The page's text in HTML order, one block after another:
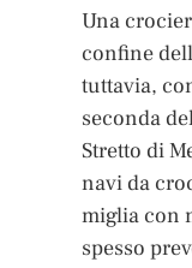
Una
confine
tuttavia,
seconda
Stretto di
navi da
miglia con
spesso